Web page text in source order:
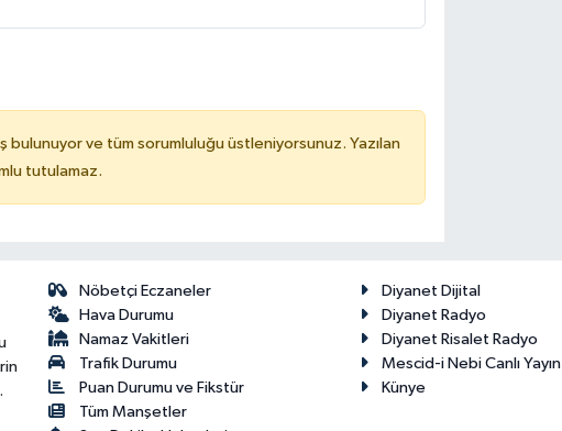
bulunuyor ve tüm sorumluluğu üstleniyorsunuz. Yazılan
tutulamaz.
Nöbetçi Eczaneler
Hava Durumu
Namaz Vakitleri
Trafik Durumu
Puan Durumu ve Fikstür
Tüm Manşetler
Diyanet Dijital
Diyanet Radyo
Diyanet Risalet Radyo
Mescid-i Nebi Canlı Yayın
Künye